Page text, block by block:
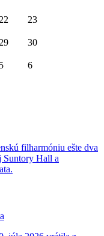
22 23
29 30
5 6
filharmóniu ešte dva
Suntory Hall a